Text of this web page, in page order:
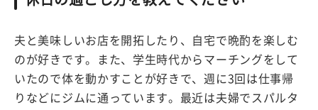
夫と美味しいお店を開拓したり、自宅で晩酌を楽しむ
のが好きです。また、学生時代からマーチングをして
いたので体を動かすことが好きで、週に3回は仕事帰
りなどにジムに通っています。最近は夫婦でスパルタ